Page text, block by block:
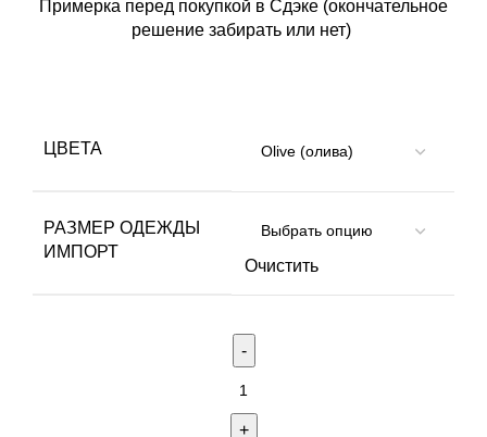
Примерка перед покупкой в Сдэке (окончательное
решение забирать или нет)
ЦВЕТА
РАЗМЕР ОДЕЖДЫ
ИМПОРТ
Очистить